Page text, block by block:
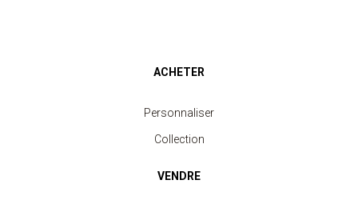
ACHETER
Personnaliser
Collection
VENDRE